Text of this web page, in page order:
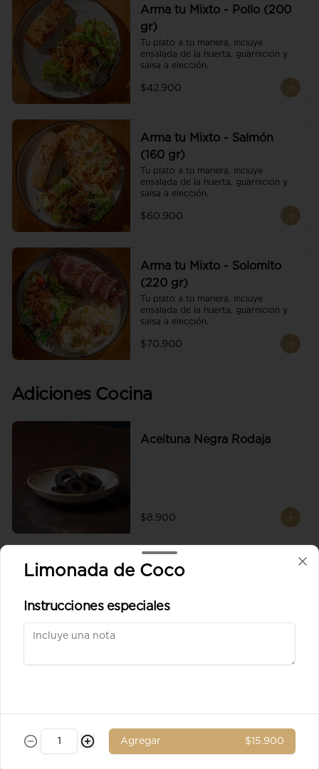
Arma tu Mixto - Pollo (200
gr)
Tu plato a tu manera. Incluye
ensalada de la huerta, guarnición y
salsa a elección.
$42.900
Arma tu Mixto - Salmón
(160 gr)
Tu plato a tu manera. Incluye
ensalada de la huerta, guarnición y
salsa a elección.
$60.900
Arma tu Mixto - Solomito
(220 gr)
Tu plato a tu manera. Incluye
ensalada de la huerta, guarnición y
salsa a elección.
$70.900
Adiciones Cocina
Aceituna Negra Rodaja
$8.900
Aceituna verde entera
Limonada de Coco
Instrucciones especiales
Agregar $15.900